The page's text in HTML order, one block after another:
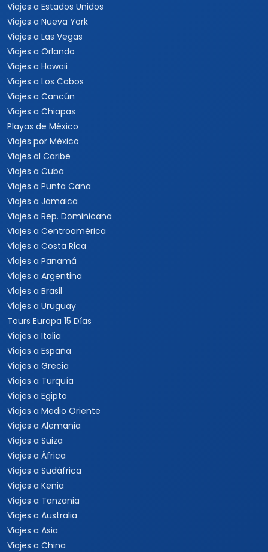
Viajes a Estados Unidos
Viajes a Nueva York
Viajes a Las Vegas
Viajes a Orlando
Viajes a Hawaii
Viajes a Los Cabos
Viajes a Cancún
Viajes a Chiapas
Playas de México
Viajes por México
Viajes al Caribe
Viajes a Cuba
Viajes a Punta Cana
Viajes a Jamaica
Viajes a Rep. Dominicana
Viajes a Centroamérica
Viajes a Costa Rica
Viajes a Panamá
Viajes a Argentina
Viajes a Brasil
Viajes a Uruguay
Tours Europa 15 Días
Viajes a Italia
Viajes a España
Viajes a Grecia
Viajes a Turquía
Viajes a Egipto
Viajes a Medio Oriente
Viajes a Alemania
Viajes a Suiza
Viajes a África
Viajes a Sudáfrica
Viajes a Kenia
Viajes a Tanzania
Viajes a Australia
Viajes a Asia
Viajes a China